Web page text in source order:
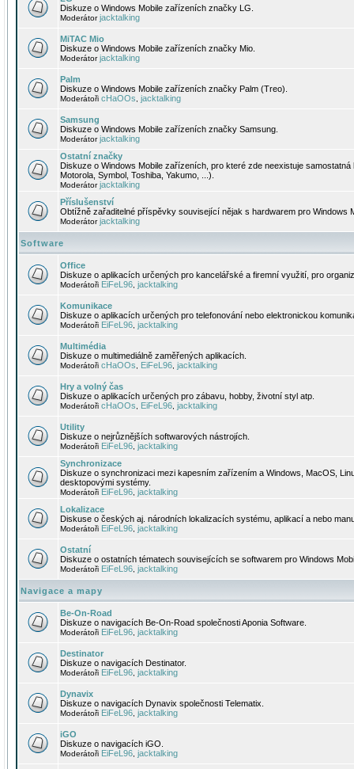
Diskuze o Windows Mobile zařízeních značky LG.
Moderátorjacktalking
MiTAC Mio
Diskuze o Windows Mobile zařízeních značky Mio.
Moderátorjacktalking
Palm
Diskuze o Windows Mobile zařízeních značky Palm (Treo).
Moderátoři cHaOOs jacktalking
Samsung
Diskuze o Windows Mobile zařízeních značky Samsung.
Moderátorjacktalking
Ostatní značky
Diskuze o Windows Mobile zařízeních, pro které zde neexistuje
Motorola, Symbol, Toshiba, Yakumo, ...).
Moderátorjacktalking
Příslušenství
Obtížně zařaditelné příspěvky související nějak s hardwarem pro Windows
Moderátorjacktalking
Software
Office
Diskuze o aplikacích určených pro kancelářské a firemní využití, pro
Moderátoři EiFeL96 jacktalking
Komunikace
Diskuze o aplikacích určených pro telefonování nebo elektronickou
Moderátoři EiFeL96 jacktalking
Multimédia
Diskuze o multimediálně zaměřených aplikacích.
Moderátoři cHaOOs EiFeL96 jacktalking
Hry a volný čas
Diskuze o aplikacích určených pro zábavu, hobby, životní styl atp.
Moderátoři cHaOOs EiFeL96 jacktalking
Utility
Diskuze o nejrůznějších softwarových nástrojích.
Moderátoři EiFeL96 jacktalking
Synchronizace
Diskuze o synchronizaci mezi kapesním zařízením a Windows, MacOS,
desktopovými systémy.
Moderátoři EiFeL96 jacktalking
Lokalizace
Diskuse o českých aj. národních lokalizacích systému, aplikací a nebo
Moderátoři EiFeL96 jacktalking
Ostatní
Diskuze o ostatních tématech souvisejících se softwarem pro Windows
Moderátoři EiFeL96 jacktalking
Navigace a mapy
Be-On-Road
Diskuze o navigacích Be-On-Road společnosti Aponia Software.
Moderátoři EiFeL96 jacktalking
Destinator
Diskuze o navigacích Destinator.
Moderátoři EiFeL96 jacktalking
Dynavix
Diskuze o navigacích Dynavix společnosti Telematix.
Moderátoři EiFeL96 jacktalking
iGO
Diskuze o navigacích iGO.
Moderátoři EiFeL96 jacktalking